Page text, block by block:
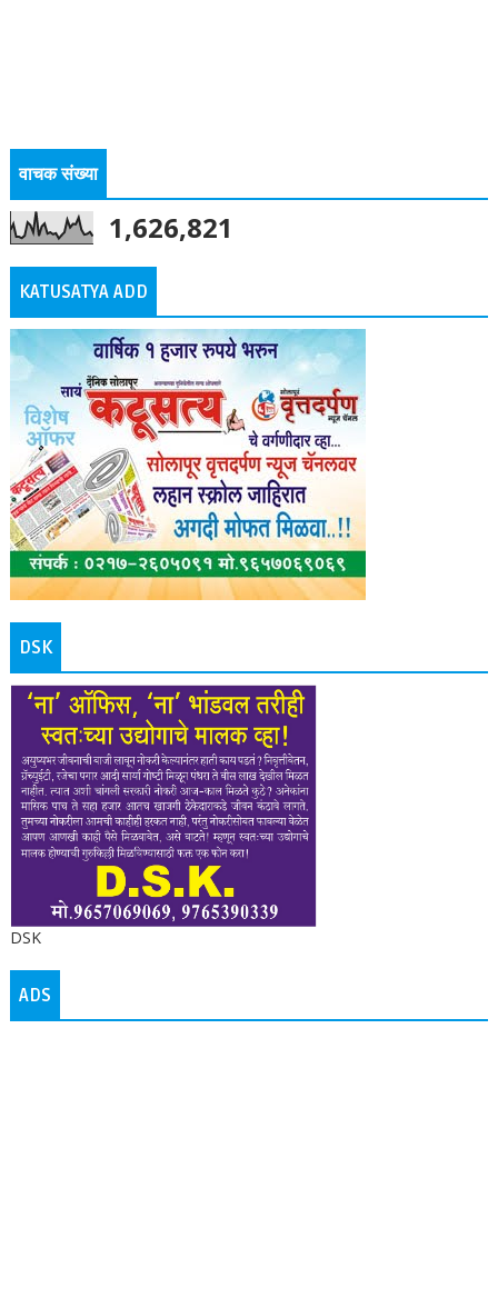
वाचक संख्या
1,626,821
KATUSATYA ADD
DSK
DSK
ADS